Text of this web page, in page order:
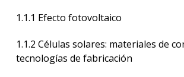
1.1.1 Efecto fotovoltaico
1.1.2 Células solares: materiales de
tecnologías de fabricación